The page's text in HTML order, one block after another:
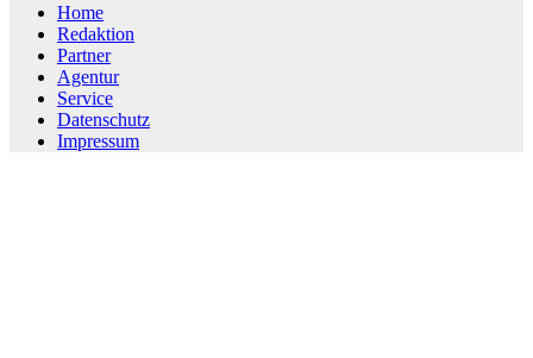
Home
Redaktion
Partner
Agentur
Service
Datenschutz
Impressum